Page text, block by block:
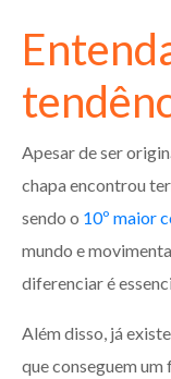
Apesar de ser
chapa encontrou
sendo o 10º maior
mundo e
diferenciar é
Além disso, já
que conseguem